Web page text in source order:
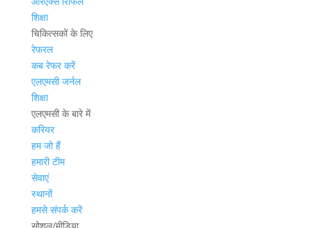
शिक्षा
चिकित्सकों के लिए
रेफरल
कब रेफर करें
एलएमसी जर्नल
शिक्षा
एलएमसी के बारे में
करियर
हम जो हैं
हमारी टीम
सेवाएं
स्थानों
हमसे संपर्क करें